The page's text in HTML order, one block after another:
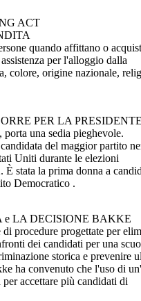
ACT
quando affittano o
per l'alloggio dalla
colore, origine nazionale,
PER LA
una sedia pieghevole.
del maggior partito
Uniti durante le elezioni
stata la prima donna a
Democratico .
e LA DECISIONE BAKKE
procedure progettate per
dei candidati per una
storica e prevenire
ha convenuto che l'uso di
accettare più candidati di